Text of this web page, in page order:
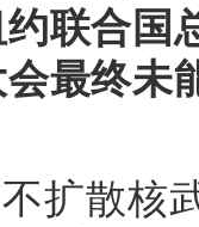
联合国
最终未
扩散核